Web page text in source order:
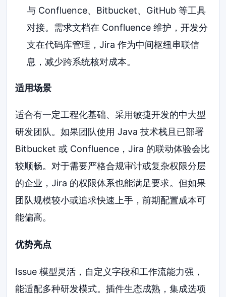
与 Confluence、Bitbucket、GitHub 等工具
对接。需求文档在 Confluence 维护，开发分
支在代码库管理，Jira 作为中间枢纽串联信
息，减少跨系统核对成本。
适用场景
适合有一定工程化基础、采用敏捷开发的中大型
研发团队。如果团队使用 Java 技术栈且已部署
Bitbucket 或 Confluence，Jira 的联动体验会比
较顺畅。对于需要严格合规审计或复杂权限分层
的企业，Jira 的权限体系也能满足要求。但如果
团队规模较小或追求快速上手，前期配置成本可
能偏高。
优势亮点
Issue 模型灵活，自定义字段和工作流能力强，
能适配多种研发模式。插件生态成熟，集成选项